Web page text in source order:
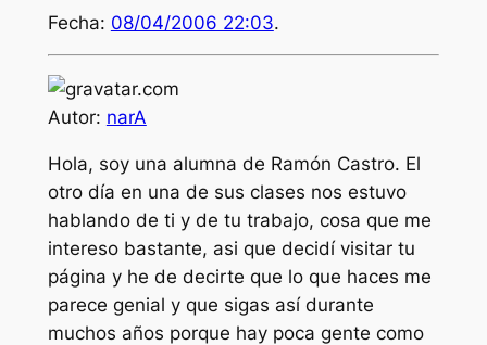
Fecha: 08/04/2006 22:03.
Autor: narA
Hola, soy una alumna de Ramón Castro. El
otro día en una de sus clases nos estuvo
hablando de ti y de tu trabajo, cosa que me
intereso bastante, asi que decidí visitar tu
página y he de decirte que lo que haces me
parece genial y que sigas así durante
muchos años porque hay poca gente como